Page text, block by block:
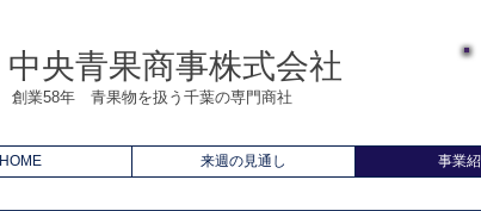
​中央青果商事株式会社
創業58年 青果物を扱う千葉の専門商社
HOME 来週の見通し 事業